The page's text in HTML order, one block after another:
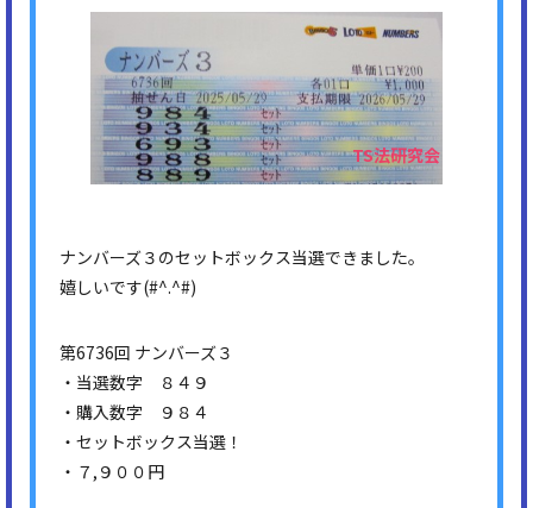
ナンバーズ３のセットボックス当選できました。
嬉しいです(#^.^#)
第6736回 ナンバーズ３
・当選数字 ８４９
・購入数字 ９８４
・セットボックス当選！
・７,９００円